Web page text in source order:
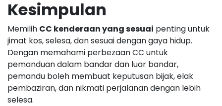
Kesimpulan
Memilih CC kenderaan yang sesuai penting untuk
jimat kos, selesa, dan sesuai dengan gaya hidup.
Dengan memahami perbezaan CC untuk
pemanduan dalam bandar dan luar bandar,
pemandu boleh membuat keputusan bijak, elak
pembaziran, dan nikmati perjalanan dengan lebih
selesa.